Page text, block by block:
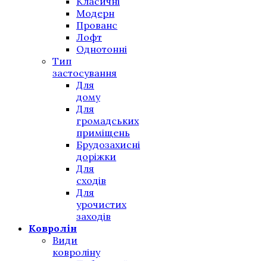
Модерн
Прованс
Лофт
Однотонні
Тип
застосування
Для
дому
Для
громадських
приміщень
Брудозахисні
доріжки
Для
сходів
Для
урочистих
заходів
Ковролін
Види
ковроліну